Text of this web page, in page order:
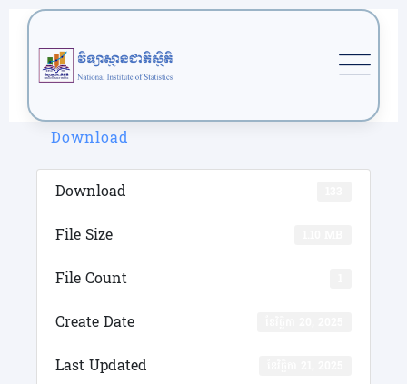
Skip
content
Download
Download
File Size
File Count
Create Date
Last Updated